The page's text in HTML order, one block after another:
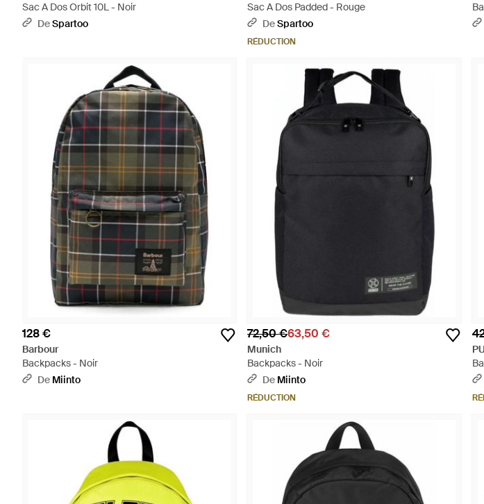
Sac A Dos Orbit 10L - Noir
DeSpartoo
Sac A Dos Padded - Rouge
DeSpartoo
RÉDUCTION
128 €
Barbour
Backpacks - Noir
De Miinto
72,50 €63,50 €
Munich
Backpacks - Noir
De Miinto
RÉDUCTION